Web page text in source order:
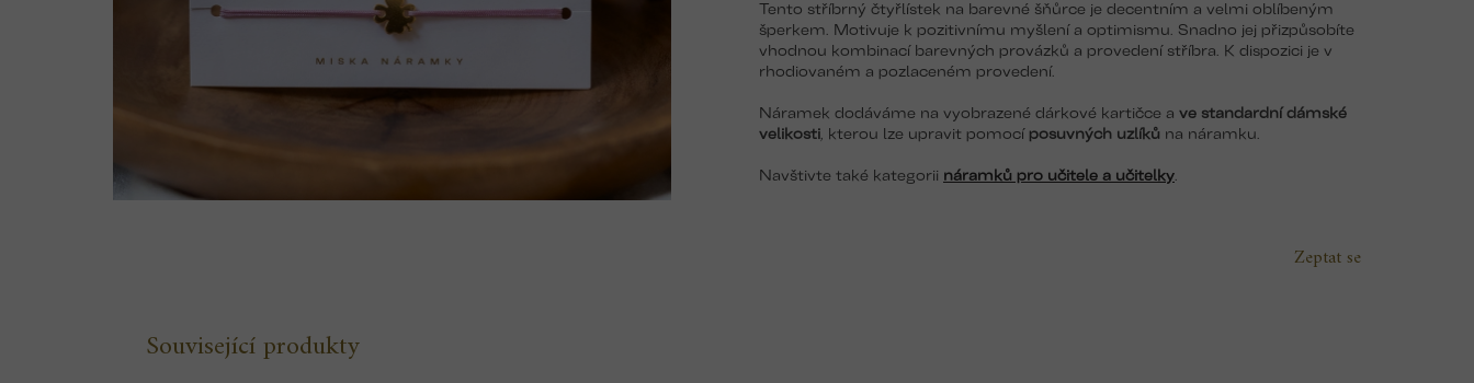
Tento stříbrný čtyřlístek na barevné šňůrce je decentním a velmi oblíbeným
šperkem. Motivuje k pozitivnímu myšlení a optimismu. Snadno jej přizpůsobíte
vhodnou kombinací barevných provázků a provedení stříbra. K dispozici je v
rhodiovaném a pozlaceném provedení.
Náramek dodáváme na vyobrazené dárkové kartičce a ve standardní dámské
velikosti , kterou lze upravit pomocíposuvných uzlíků na náramku.
Navštivte také kategorii náramků pro učitele a učitelky
Zeptat se
Související produkty